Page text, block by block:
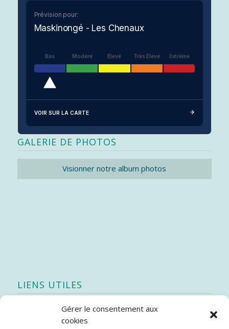
Gérer le consentement aux
cookies
Prévision pour:
Maskinongé - Les Chenaux
Bas Modéré Élevé Très Élevé Extrême
VOIR SUR LA CARTE
GALERIE DE PHOTOS
Visionner notre album photos
LIENS UTILES
Quoi de neuf